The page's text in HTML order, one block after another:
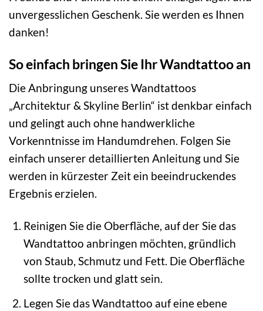
unvergesslichen Geschenk. Sie werden es Ihnen
danken!
So einfach bringen Sie Ihr Wandtattoo an
Die Anbringung unseres Wandtattoos
„Architektur & Skyline Berlin“ ist denkbar einfach
und gelingt auch ohne handwerkliche
Vorkenntnisse im Handumdrehen. Folgen Sie
einfach unserer detaillierten Anleitung und Sie
werden in kürzester Zeit ein beeindruckendes
Ergebnis erzielen.
Reinigen Sie die Oberfläche, auf der Sie das
Wandtattoo anbringen möchten, gründlich
von Staub, Schmutz und Fett. Die Oberfläche
sollte trocken und glatt sein.
Legen Sie das Wandtattoo auf eine ebene